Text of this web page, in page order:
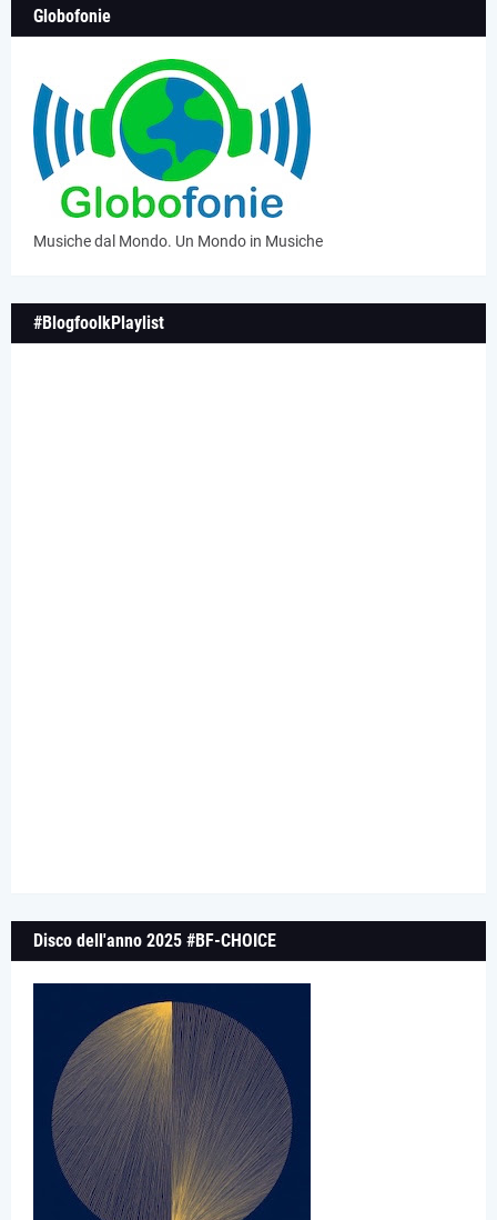
Globofonie
Musiche dal Mondo. Un Mondo in Musiche
#BlogfoolkPlaylist
Disco dell'anno 2025 #BF-CHOICE